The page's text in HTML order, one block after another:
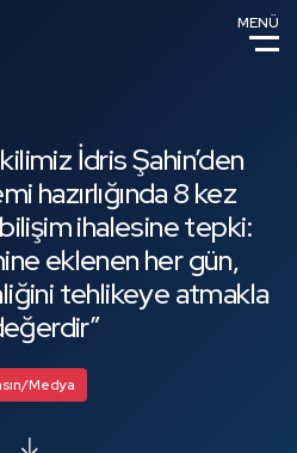
MENÜ
İdris Şahin’den
hazırlığında 8 kez
ihalesine tepki:
eklenen her gün,
tehlikeye atmakla
Medya